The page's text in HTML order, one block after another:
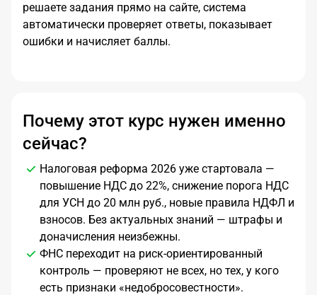
решаете задания прямо на сайте, система
автоматически проверяет ответы, показывает
ошибки и начисляет баллы.
Почему этот курс нужен именно
сейчас?
Налоговая реформа 2026 уже стартовала —
повышение НДС до 22%, снижение порога НДС
для УСН до 20 млн руб., новые правила НДФЛ и
взносов. Без актуальных знаний — штрафы и
доначисления неизбежны.
ФНС переходит на риск-ориентированный
контроль — проверяют не всех, но тех, у кого
есть признаки «недобросовестности».